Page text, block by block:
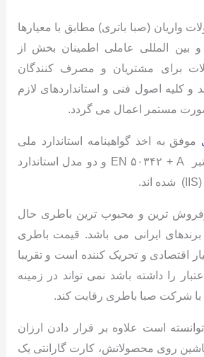
واریان (صبا باتری) مطابق با معیارها
بین المللی عاملی اطمینان بخش از
برای مشتریان و مصرف کنندگان
و کلیه اصول فنی و استانداردهای لازم
صورت مستمر اعمال می گردد.
موفق به اخذ گواهینامه استاندارد ملی
ایران و استاندارد معتبر EN ۵۰۳۴۲ + A و دو مدل استاندارد
ترین و محبوب ترین باطری حال
ایرانی می باشد. قیمت باطری
اقتصادی و تحریک کننده است و تقریبا
را داشته باشد نمی تواند در زمینه
شرکت صبا باطری رقابت کند.
است علاوه بر قرار دادن ارزان
روی محصولاتش، کارت گارانتی یک